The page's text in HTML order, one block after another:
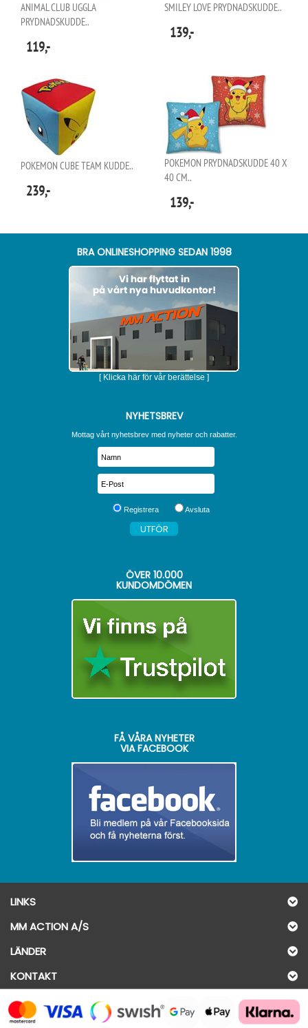
ANIMAL CLUB UGGLA
PRYDNADSKUDDE..
119,-
SMILEY LOVE PRYDNADSKUDDE..
139,-
POKEMON CUBE TEAM KUDDE..
239,-
POKEMON PRYDNADSKUDDE 40 X
40 CM..
139,-
BRA ONLINESHOPPING SEDAN 1998
[ Klicka här för vår berättelse ]
NYHETSBREV
Mottag vårt nyhetsbrev med nyheter och rabatter.
Registrera Avsluta
ÖVER 10.000
KUNDOMDÖMEN
FÅ VÅRA NYHETER
VIA FACEBOOK
LINKS
MM ACTION A/S
LÄNDER
KONTAKT